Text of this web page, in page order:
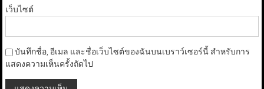
เว็บไซต์
บันทึกชื่อ, อีเมล และชื่อเว็บไซต์ของฉันบนเบราว์เซอร์นี้ สำหรับการ
แสดงความเห็นครั้งถัดไป